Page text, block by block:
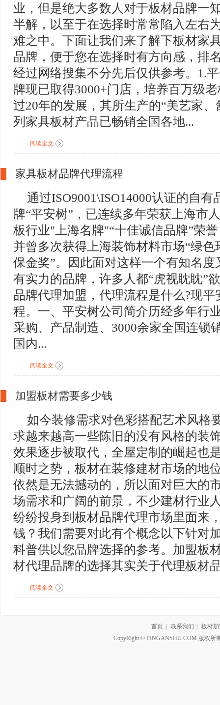
业，但是绝大多数人对于板材品牌一
半解，以至于在选择时常常陷入左右
难之中。下面让我们来了解下板材家
品牌，便于您在选择时有方向感，排
经过网络搜集不分先后仅供参考。1.
牌现已取得3000+门店，培养百万级
过20年的发展，其所生产的“美艺家
列家具板材产品已畅销全国各地...
阅读全文
家具板材品牌代理流程
通过ISO9001\ISO14000认证的自有
牌“平安树”，已连续多年荣获上海市
板行业"上海名牌"“十佳诚信品牌”荣
并曾多次获得上海装饰材料市场“绿色
保金奖”。因此面对这样一个有知名度
有实力的品牌，许多人都“虎视眈眈”
品牌代理加盟，代理流程是什么?现
程。一、平安树公司简介历经多年行
采购、产品制造、3000余家全国连锁
国内...
阅读全文
加盟板材需要多少钱
如今装修需求对色彩搭配艺术风格
求越来越高一些陈旧的没有风格的装
效果逐步被取代，全屋定制的崛起也
顺时之势，板材在装修建材市场的地
依然是无法撼动的，所以面对巨大的
场需求和广阔的前景，不少建材行业
纷纷投身到板材品牌代理市场里面来
钱？我们需要对此有个概念以下针对
科普供以您品牌选择的参考。加盟板
材代理品牌的选择其实关于代理板材
阅读全文
首页 联系我们
板材
CopyRight © PINGANSHU.COM 版权